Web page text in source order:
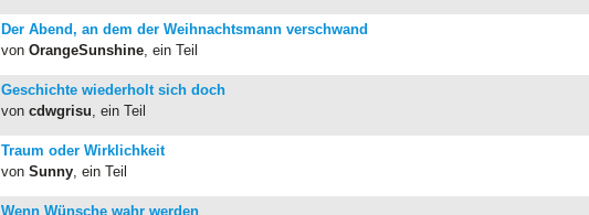
Der Abend, an dem der Weihnachtsmann verschwand
von OrangeSunshine, ein Teil
Geschichte wiederholt sich doch
von cdwgrisu, ein Teil
Traum oder Wirklichkeit
von Sunny, ein Teil
Wenn Wünsche wahr werden